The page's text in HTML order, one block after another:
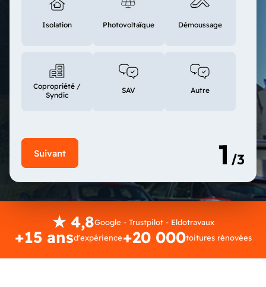
Isolation Photovoltaïque Démoussage
Copropriété /
Syndic
SAV Autre
★ 4,8Google - Trustpilot - Eldotravaux
+15 ansd'expérience+20 000toitures rénovées